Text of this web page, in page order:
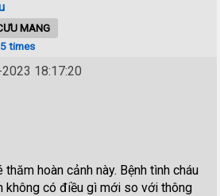
MANG
times
18:17:20
hoàn cảnh này. Bệnh tình cháu
không có điều gì mới so với thông